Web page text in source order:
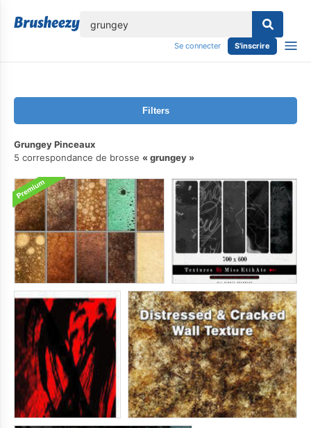
Se connecter S'inscrire
Filters
Grungey Pinceaux
5 correspondance de brosse
grungey